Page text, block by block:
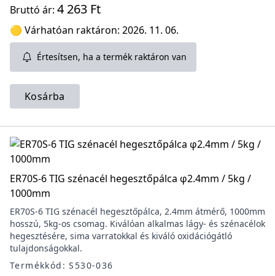
Bruttó ár: 4 263 Ft
🟡 Várhatóan raktáron: 2026. 11. 06.
Értesítsen, ha a termék raktáron van
Kosárba
ER70S-6 TIG szénacél hegesztőpálca φ2.4mm / 5kg /
1000mm
ER70S-6 TIG szénacél hegesztőpálca, 2.4mm átmérő, 1000mm
hosszú, 5kg-os csomag. Kiválóan alkalmas lágy- és szénacélok
hegesztésére, sima varratokkal és kiváló oxidációgátló
tulajdonságokkal.
Termékkód: S530-036